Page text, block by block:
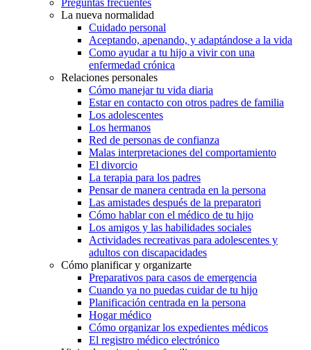
La nueva normalidad
Cuidado personal
Aceptando, apenando, y adaptándose a la vida
Como ayudar a tu hijo a vivir con una
enfermedad crónica
Relaciones personales
Cómo manejar tu vida diaria
Estar en contacto con otros padres de familia
Los adolescentes
Los hermanos
Red de personas de confianza
Malas interpretaciones del comportamiento
El divorcio
La terapia para los padres
Pensar de manera centrada en la persona
Las amistades después de la preparatori
Cómo hablar con el médico de tu hijo
Los amigos y las habilidades sociales
Actividades recreativas para adolescentes y
adultos con discapacidades
Cómo planificar y organizarte
Preparativos para casos de emergencia
Cuando ya no puedas cuidar de tu hijo
Planificación centrada en la persona
Hogar médico
Cómo organizar los expedientes médicos
El registro médico electrónico